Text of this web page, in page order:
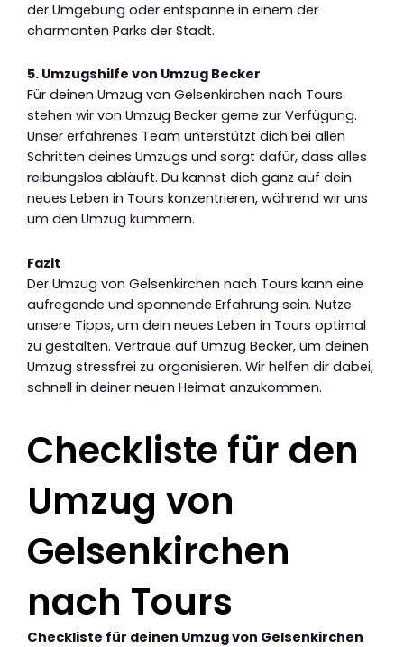
der Umgebung oder entspanne in einem der
charmanten Parks der Stadt.
5. Umzugshilfe von Umzug Becker
Für deinen Umzug von Gelsenkirchen nach Tours
stehen wir von Umzug Becker gerne zur Verfügung.
Unser erfahrenes Team unterstützt dich bei allen
Schritten deines Umzugs und sorgt dafür, dass alles
reibungslos abläuft. Du kannst dich ganz auf dein
neues Leben in Tours konzentrieren, während wir uns
um den Umzug kümmern.
Fazit
Der Umzug von Gelsenkirchen nach Tours kann eine
aufregende und spannende Erfahrung sein. Nutze
unsere Tipps, um dein neues Leben in Tours optimal
zu gestalten. Vertraue auf Umzug Becker, um deinen
Umzug stressfrei zu organisieren. Wir helfen dir dabei,
schnell in deiner neuen Heimat anzukommen.
Checkliste für den
Umzug von
Gelsenkirchen
nach Tours
Checkliste für deinen Umzug von Gelsenkirchen